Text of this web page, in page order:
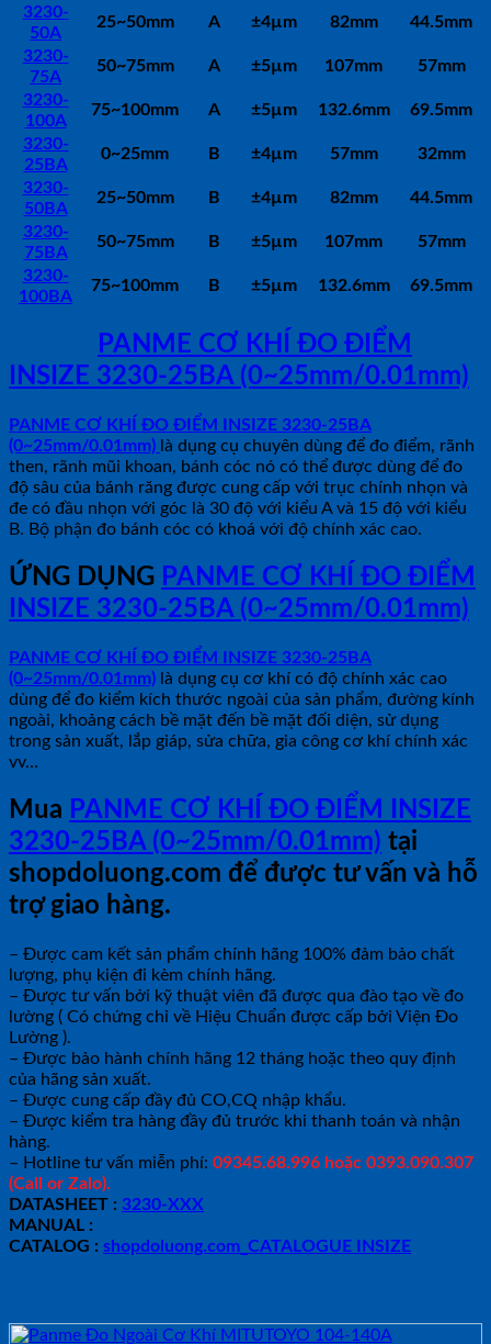
3230-
50A
25~50mm A ±4µm 82mm
44.5mm
3230-
75A
50~75mm A ±5µm 107mm
57mm
3230-
100A
75~100mm A ±5µm 132.6mm
69.5mm
3230-
25BA
0~25mm B ±4µm 57mm
32mm
3230-
50BA
25~50mm B ±4µm 82mm
44.5mm
3230-
75BA
50~75mm B ±5µm 107mm
57mm
3230-
100BA
75~100mm B ±5µm 132.6mm 69.5mm
PANME CƠ KHÍ ĐO ĐIỂM
INSIZE 3230-25BA (0~25mm/0.01mm)
PANME CƠ KHÍ ĐO ĐIỂM INSIZE 3230-25BA
(0~25mm/0.01mm) là dụng cụ chuyên dùng để đo điểm, rãnh
then, rãnh mũi khoan, bánh cóc nó có thể được dùng để đo
độ sâu của bánh răng được cung cấp với trục chính nhọn và
đe có đầu nhọn với góc là 30 độ với kiểu A và 15 độ với kiểu
B. Bộ phận đo bánh cóc có khoá với độ chính xác cao.
ỨNG DỤNG PANME CƠ KHÍ ĐO ĐIỂM
INSIZE 3230-25BA (0~25mm/0.01mm)
PANME CƠ KHÍ ĐO ĐIỂM INSIZE 3230-25BA
(0~25mm/0.01mm) là dụng cụ cơ khí có độ chính xác cao
dùng để đo kiểm kích thước ngoài của sản phẩm, đường kính
ngoài, khoảng cách bề mặt đến bề mặt đối diện, sử dụng
trong sản xuất, lắp giáp, sửa chữa, gia công cơ khí chính xác
vv…
Mua PANME CƠ KHÍ ĐO ĐIỂM INSIZE
3230-25BA (0~25mm/0.01mm) tại
shopdoluong.com để được tư vấn và hỗ
trợ giao hàng.
– Được cam kết sản phẩm chính hãng 100% đảm bảo chất
lượng, phụ kiện đi kèm chính hãng.
– Được tư vấn bởi kỹ thuật viên đã được qua đào tạo về đo
lường ( Có chứng chỉ về Hiệu Chuẩn được cấp bởi Viện Đo
Lường ).
– Được bảo hành chính hãng 12 tháng hoặc theo quy định
của hãng sản xuất.
– Được cung cấp đầy đủ CO,CQ nhập khẩu.
– Được kiểm tra hàng đầy đủ trước khi thanh toán và nhận
hàng.
– Hotline tư vấn miễn phí: 09345.68.996 hoặc 0393.090.307
(Call or Zalo).
DATASHEET : 3230-XXX
MANUAL :
CATALOG : shopdoluong.com_CATALOGUE INSIZE